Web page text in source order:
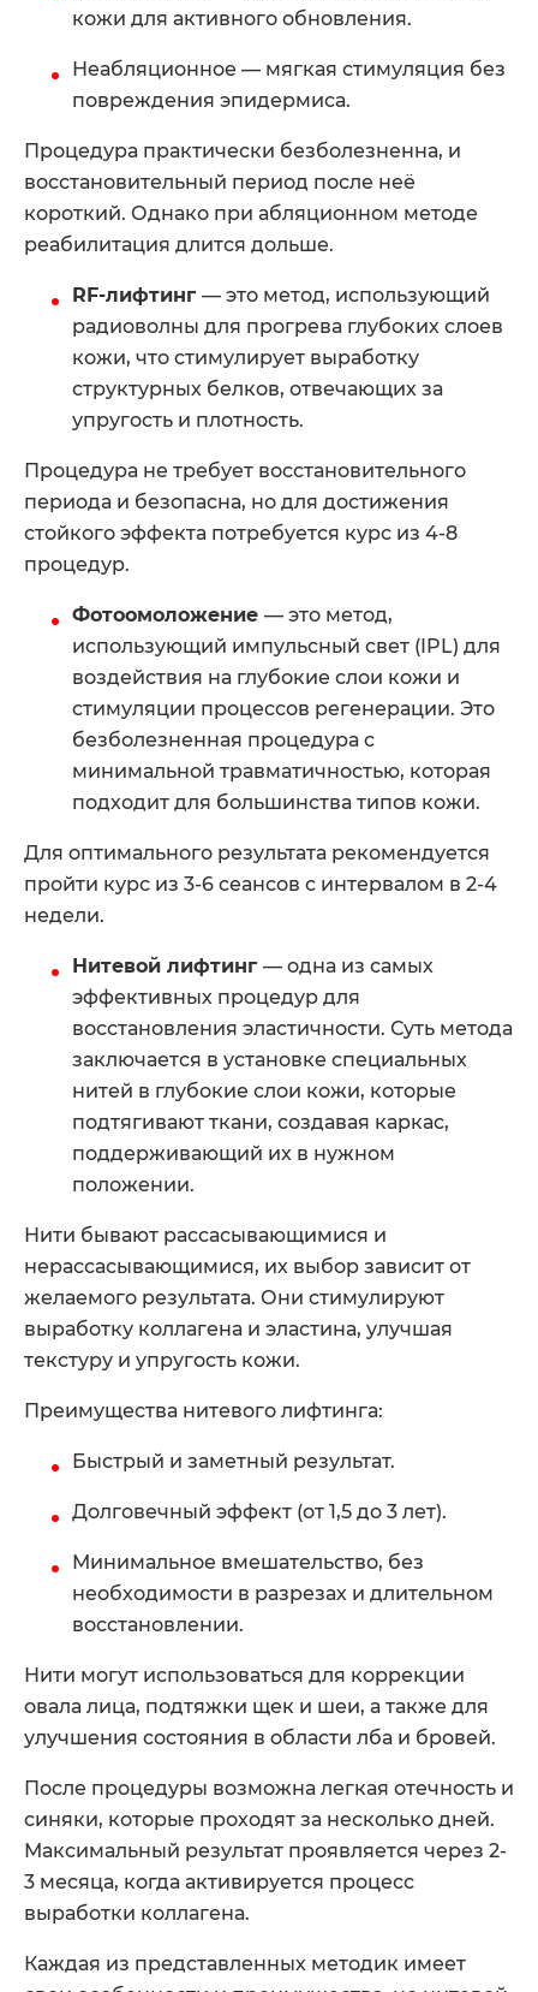
кожи для активного обновления.
Неабляционное — мягкая стимуляция без
повреждения эпидермиса.
Процедура практически безболезненна, и
восстановительный период после неё
короткий. Однако при абляционном методе
реабилитация длится дольше.
RF-лифтинг — это метод, использующий
радиоволны для прогрева глубоких слоев
кожи, что стимулирует выработку
структурных белков, отвечающих за
упругость и плотность.
Процедура не требует восстановительного
периода и безопасна, но для достижения
стойкого эффекта потребуется курс из 4-8
процедур.
Фотоомоложение — это метод,
использующий импульсный свет (IPL) для
воздействия на глубокие слои кожи и
стимуляции процессов регенерации. Это
безболезненная процедура с
минимальной травматичностью, которая
подходит для большинства типов кожи.
Для оптимального результата рекомендуется
пройти курс из 3-6 сеансов с интервалом в 2-4
недели.
Нитевой лифтинг — одна из самых
эффективных процедур для
восстановления эластичности. Суть метода
заключается в установке специальных
нитей в глубокие слои кожи, которые
подтягивают ткани, создавая каркас,
поддерживающий их в нужном
положении.
Нити бывают рассасывающимися и
нерассасывающимися, их выбор зависит от
желаемого результата. Они стимулируют
выработку коллагена и эластина, улучшая
текстуру и упругость кожи.
Преимущества нитевого лифтинга:
Быстрый и заметный результат.
Долговечный эффект (от 1,5 до 3 лет).
Минимальное вмешательство, без
необходимости в разрезах и длительном
восстановлении.
Нити могут использоваться для коррекции
овала лица, подтяжки щек и шеи, а также для
улучшения состояния в области лба и бровей.
После процедуры возможна легкая отечность и
синяки, которые проходят за несколько дней.
Максимальный результат проявляется через 2-
3 месяца, когда активируется процесс
выработки коллагена.
Каждая из представленных методик имеет